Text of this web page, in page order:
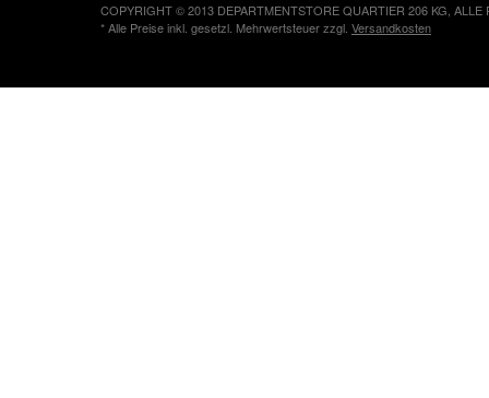
COPYRIGHT © 2013 DEPARTMENTSTORE QUARTIER 206 KG, ALLE
* Alle Preise inkl. gesetzl. Mehrwertsteuer zzgl. Versandkosten